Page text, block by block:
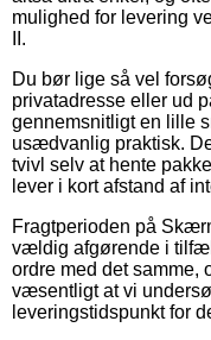
mulighed for levering
II.
Du bør lige så vel
privatadresse eller ud
gennemsnitligt en lille
usædvanlig praktisk.
tvivl selv at hente
lever i kort afstand af
Fragtperioden på
vældig afgørende i
ordre med det samme,
væsentligt at vi
leveringstidspunkt for